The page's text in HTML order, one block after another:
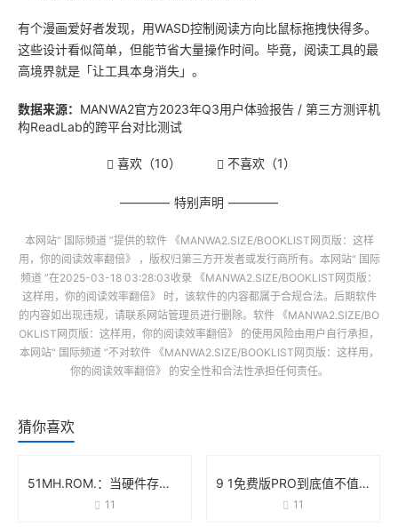
有个漫画爱好者发现，用WASD控制阅读方向比鼠标拖拽快得多。
这些设计看似简单，但能节省大量操作时间。毕竟，阅读工具的最
高境界就是「让工具本身消失」。
数据来源： MANWA2官方2023年Q3用户体验报告 / 第三方测评机
构ReadLab的跨平台对比测试
喜欢（10） 不喜欢（1）
特别声明
本网站“ 国际频道”提供的软件 《MANWA2.SIZE/BOOKLIST网页版：这样
用，你的阅读效率翻倍》
，版权归第三方开发者或发行商所有。本网站“ 国际
频道 ”在2025-03-18 03:28:03收录
《MANWA2.SIZE/BOOKLIST网页版：
这样用，你的阅读效率翻倍》
时，该软件的内容都属于合规合法。后期软件
的内容如出现违规，请联系网站管理员进行删除。软件 《MANWA2.SIZE/BO
OKLIST网页版：这样用，你的阅读效率翻倍》
的使用风险由用户自行承担，
本网站“ 国际频道”不对软件 《MANWA2.SIZE/BOOKLIST网页版：这样用，
你的阅读效率翻倍》
的安全性和合法性承担任何责任。
猜你喜欢
51MH.ROM.：当硬件存储遇上智能生活的化学反应
11
9 1免费版PRO到底值不值得下载？这些细节必须看
11